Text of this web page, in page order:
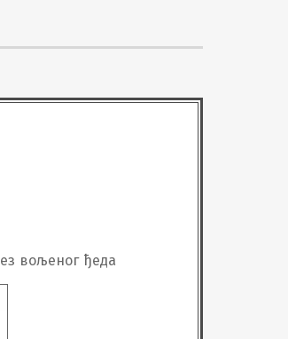
вољеног ђеда